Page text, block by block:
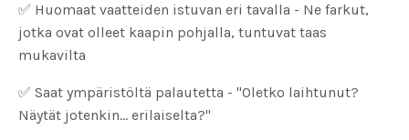
✅ Huomaat vaatteiden istuvan eri tavalla - Ne farkut,
jotka ovat olleet kaapin pohjalla, tuntuvat taas
mukavilta
✅ Saat ympäristöltä palautetta - "Oletko laihtunut?
Näytät jotenkin... erilaiselta?"